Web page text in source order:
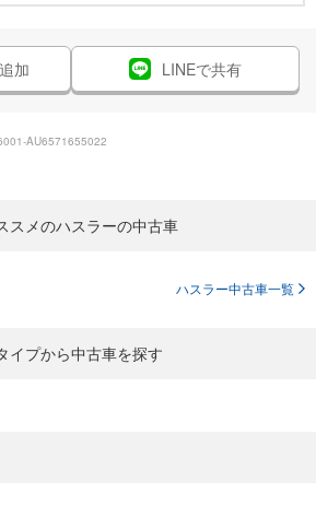
加 LINEで共有
AU6571655022
スメのハスラーの中古車
ハスラー中古車一覧
イプから中古車を探す